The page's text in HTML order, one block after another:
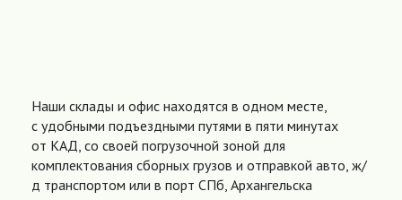
Наши склады и офис находятся в одном месте,
с удобными подъездными путями в пяти минутах
от КАД, со своей погрузочной зоной для
комплектования сборных грузов и отправкой авто, ж/
д транспортом или в порт СПб, Архангельска